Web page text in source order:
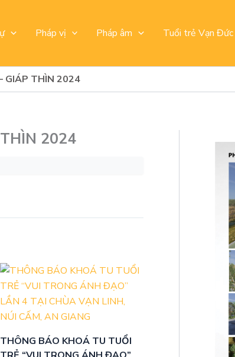
Pháp vị Pháp âm Tuổi trẻ Vạn Đức
GIÁP THÌN 2024
2024
THÔNG BÁO KHOÁ TU TUỔI